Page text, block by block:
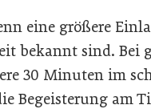
eine größere
bekannt sind. Bei
30 Minuten im
Begeisterung am